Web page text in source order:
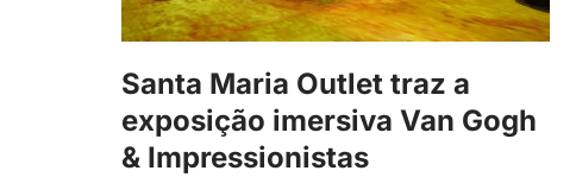
Santa Maria Outlet traz a
exposição imersiva Van Gogh
& Impressionistas